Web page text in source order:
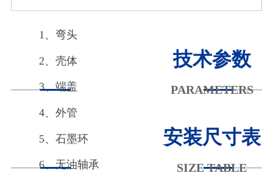
1、弯头
2、壳体
3、端盖
4、外管
5、石墨环
6、无油轴承
技术参数
PARAMETERS
安装尺寸表
SIZE TABLE